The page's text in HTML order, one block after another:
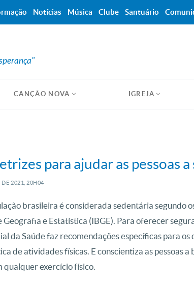
CANÇÃO NOVA IGREJA
para ajudar as pessoas
DE 2021, 20H04
brasileira é considerada sedentária segundo
e Estatística (IBGE). Para oferecer
da Saúde faz recomendações específicas para
de atividades físicas. E conscientiza as pessoas
qualquer exercício físico.
Notícias Música Clube Santuário